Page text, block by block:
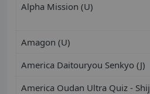
Alpha Mission (U)
Amagon (U)
America Daitouryou Senkyo (J)
America Oudan Ultra Quiz - Shij